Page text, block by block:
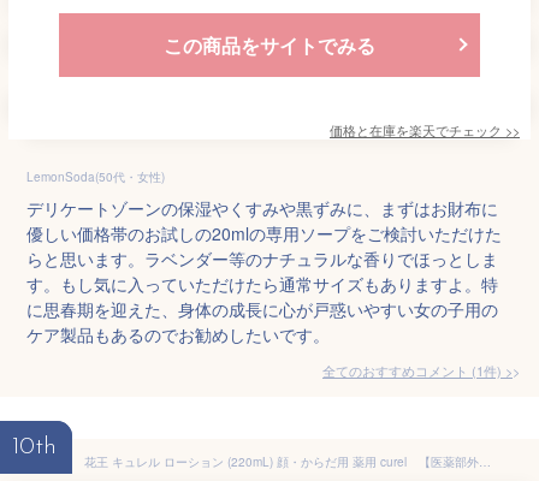
この商品をサイトでみる
価格と在庫を楽天でチェック >>
LemonSoda(50代・女性)
デリケートゾーンの保湿やくすみや黒ずみに、まずはお財布に
優しい価格帯のお試しの20mlの専用ソープをご検討いただけた
らと思います。ラベンダー等のナチュラルな香りでほっとしま
す。もし気に入っていただけたら通常サイズもありますよ。特
に思春期を迎えた、身体の成長に心が戸惑いやすい女の子用の
ケア製品もあるのでお勧めしたいです。
全てのおすすめコメント (1件) >
10th
花王 キュレル ローション (220mL) 顔・からだ用 薬用 curel 【医薬部外品】